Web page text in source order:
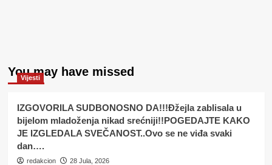
You may have missed
Vijesti
IZGOVORILA SUDBONOSNO DA!!!Đžejla zablisala u
bijelom mladoženja nikad srećniji!!POGEDAJTE KAKO
JE IZGLEDALA SVEČANOST..Ovo se ne viđa svaki
dan….
redakcion 28 Jula, 2026